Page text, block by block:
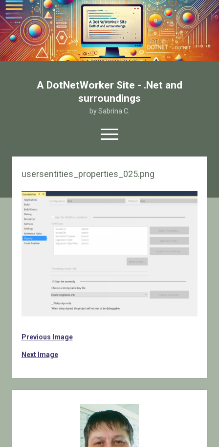
A DotNetWorker Site - .Net and
surroundings
by Sabrina C.
open
menu
twitterfacebook
email-form
Chi sono
Contatto
usersentities_properties_025.png
Previous Image
Next Image